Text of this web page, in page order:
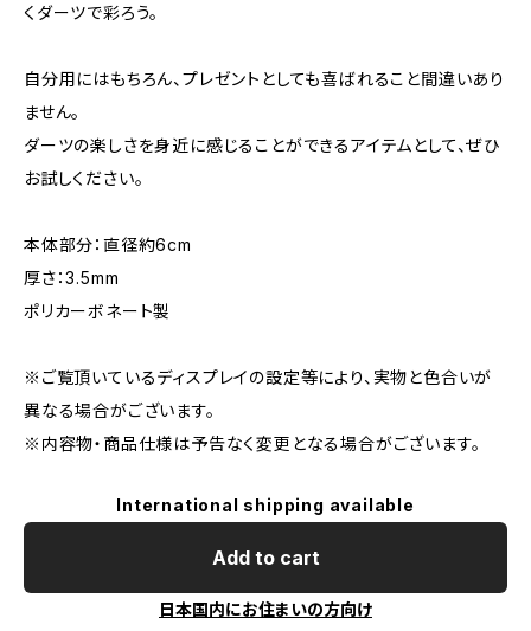
くダーツで彩ろう。
自分用にはもちろん、プレゼントとしても喜ばれること間違いあり
ません。
ダーツの楽しさを身近に感じることができるアイテムとして、ぜひ
お試しください。
本体部分：直径約6cm
厚さ：3.5mm
ポリカーボネート製
※ご覧頂いているディスプレイの設定等により、実物と色合いが
異なる場合がございます。
※内容物・商品仕様は予告なく変更となる場合がございます。
International shipping available
Add to cart
日本国内にお住まいの方向け